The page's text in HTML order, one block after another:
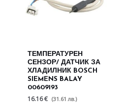
ТЕМПЕРАТУРЕН
СЕНЗОР/ ДАТЧИК ЗА
ХЛАДИЛНИК BOSCH
SIEMENS BALAY
00609193
16.16 € (31.61 лв.)